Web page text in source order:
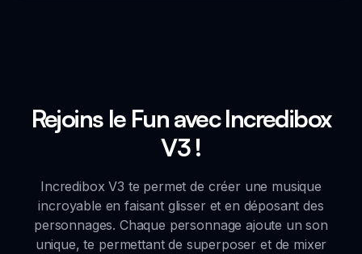
Rejoins le Fun avec Incredibox
V3 !
Incredibox V3 te permet de créer une musique
incroyable en faisant glisser et en déposant des
personnages. Chaque personnage ajoute un son
unique, te permettant de superposer et de mixer